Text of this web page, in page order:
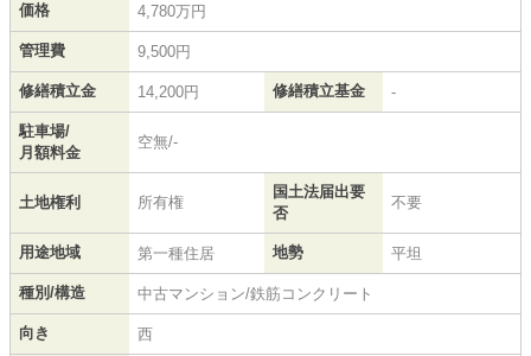
価格 4,780万円
管理費 9,500円
修繕積立金 14,200円 修繕積立基金 -
駐車場/
月額料金
空無/-
土地権利 所有権
国土法届出要
否
不要
用途地域 第一種住居 地勢 平坦
種別/構造 中古マンション/鉄筋コンクリート
向き 西